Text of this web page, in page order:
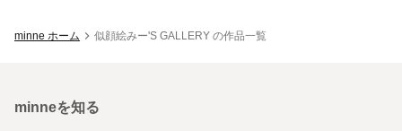
minne ホーム 似顔絵みー'S GALLERY の作品一覧
minneを知る